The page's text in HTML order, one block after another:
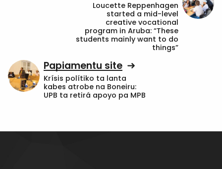
Loucette Reppenhagen
started a mid-level
creative vocational
program in Aruba: “These
students mainly want to do
things”
Papiamentu site
Krísis polítiko ta lanta
kabes atrobe na Boneiru:
UPB ta retirá apoyo pa MPB